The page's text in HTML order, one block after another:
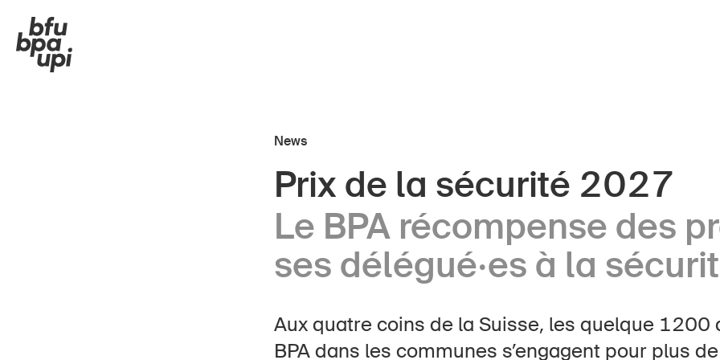
Sport et activité physique
Enfants
Seniors
École
À propos du BPA
Médias
Politique
Campagnes
News
Prix de la sécurité 2027
Le BPA récompense des
ses délégué·es à la
Aux quatre coins de la Suisse, les quelque 1200
BPA dans les communes s’engagent pour plus